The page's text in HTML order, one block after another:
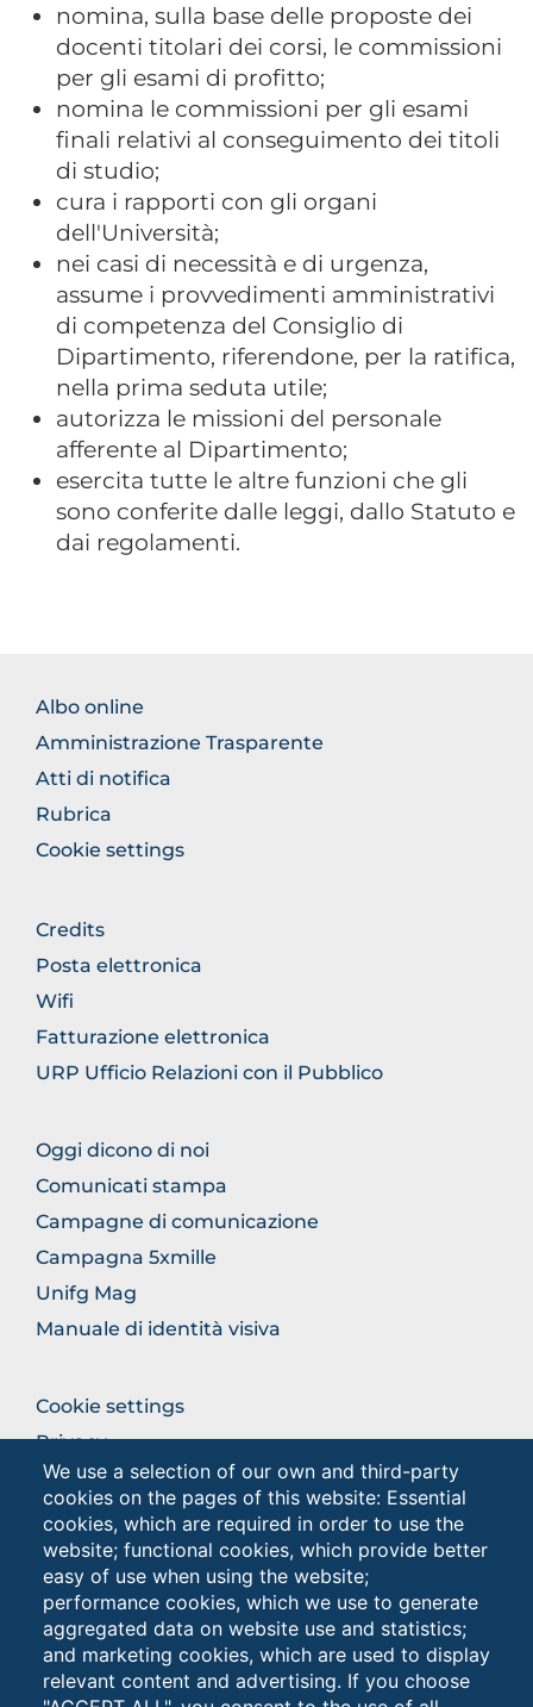
We use a selection of our own and third-party
cookies on the pages of this website: Essential
cookies, which are required in order to use the
website; functional cookies, which provide better
easy of use when using the website;
performance cookies, which we use to generate
aggregated data on website use and statistics;
and marketing cookies, which are used to display
relevant content and advertising. If you choose
nomina, sulla base delle proposte dei
docenti titolari dei corsi, le commissioni
per gli esami di profitto;
nomina le commissioni per gli esami
finali relativi al conseguimento dei titoli
di studio;
cura i rapporti con gli organi
dell'Università;
nei casi di necessità e di urgenza,
assume i provvedimenti amministrativi
di competenza del Consiglio di
Dipartimento, riferendone, per la ratifica,
nella prima seduta utile;
autorizza le missioni del personale
afferente al Dipartimento;
esercita tutte le altre funzioni che gli
sono conferite dalle leggi, dallo Statuto e
dai regolamenti.
BROWSE
THE
SECTION
Albo online
Amministrazione Trasparente
Atti di notifica
Rubrica
Cookie settings
BROWSE
THE
SECTION
Credits
Posta elettronica
Wifi
Fatturazione elettronica
URP Ufficio Relazioni con il Pubblico
BROWSE
THE
SECTION
Oggi dicono di noi
Comunicati stampa
Campagne di comunicazione
Campagna 5xmille
Unifg Mag
Manuale di identità visiva
BROWSE
THE
Cookie settings
Privacy
Privacy - Studenti
Browse
the
section